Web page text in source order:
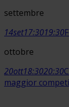
settembre
14set17:3019:30
ottobre
20ott18:3020:30
maggior